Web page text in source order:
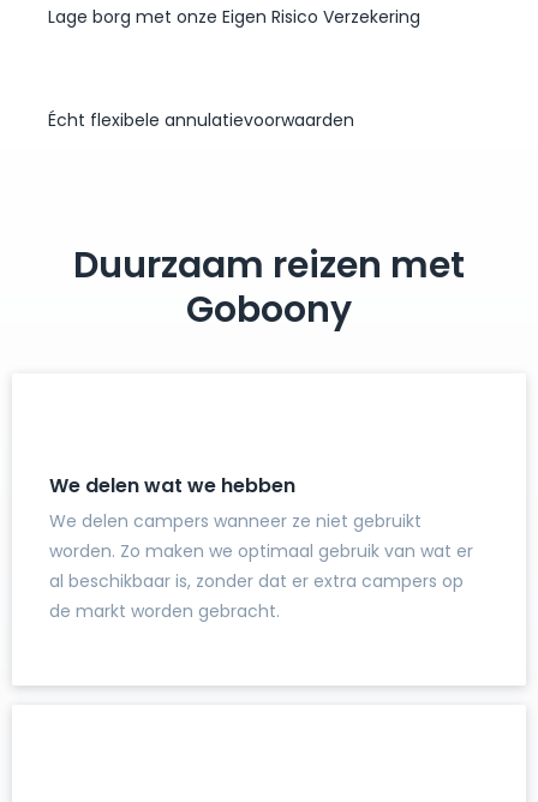
Lage borg met onze Eigen Risico Verzekering
Écht flexibele annulatievoorwaarden
Duurzaam reizen met
Goboony
We delen wat we hebben
We delen campers wanneer ze niet gebruikt
worden. Zo maken we optimaal gebruik van wat er
al beschikbaar is, zonder dat er extra campers op
de markt worden gebracht.